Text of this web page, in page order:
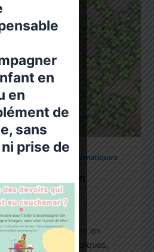
pédagogique Mathématiques
des maths en
13 novembre 2024
pour faire des maths en
mathématiques ludiques,
en
en
de
sans
prise de